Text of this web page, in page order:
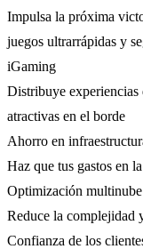
Impulsa la próxima
juegos ultrarrápidas y
iGaming
Distribuye experiencias
atractivas en el borde
Ahorro en
Haz que tus gastos en
Optimización multinube
Reduce la complejidad
Confianza de los